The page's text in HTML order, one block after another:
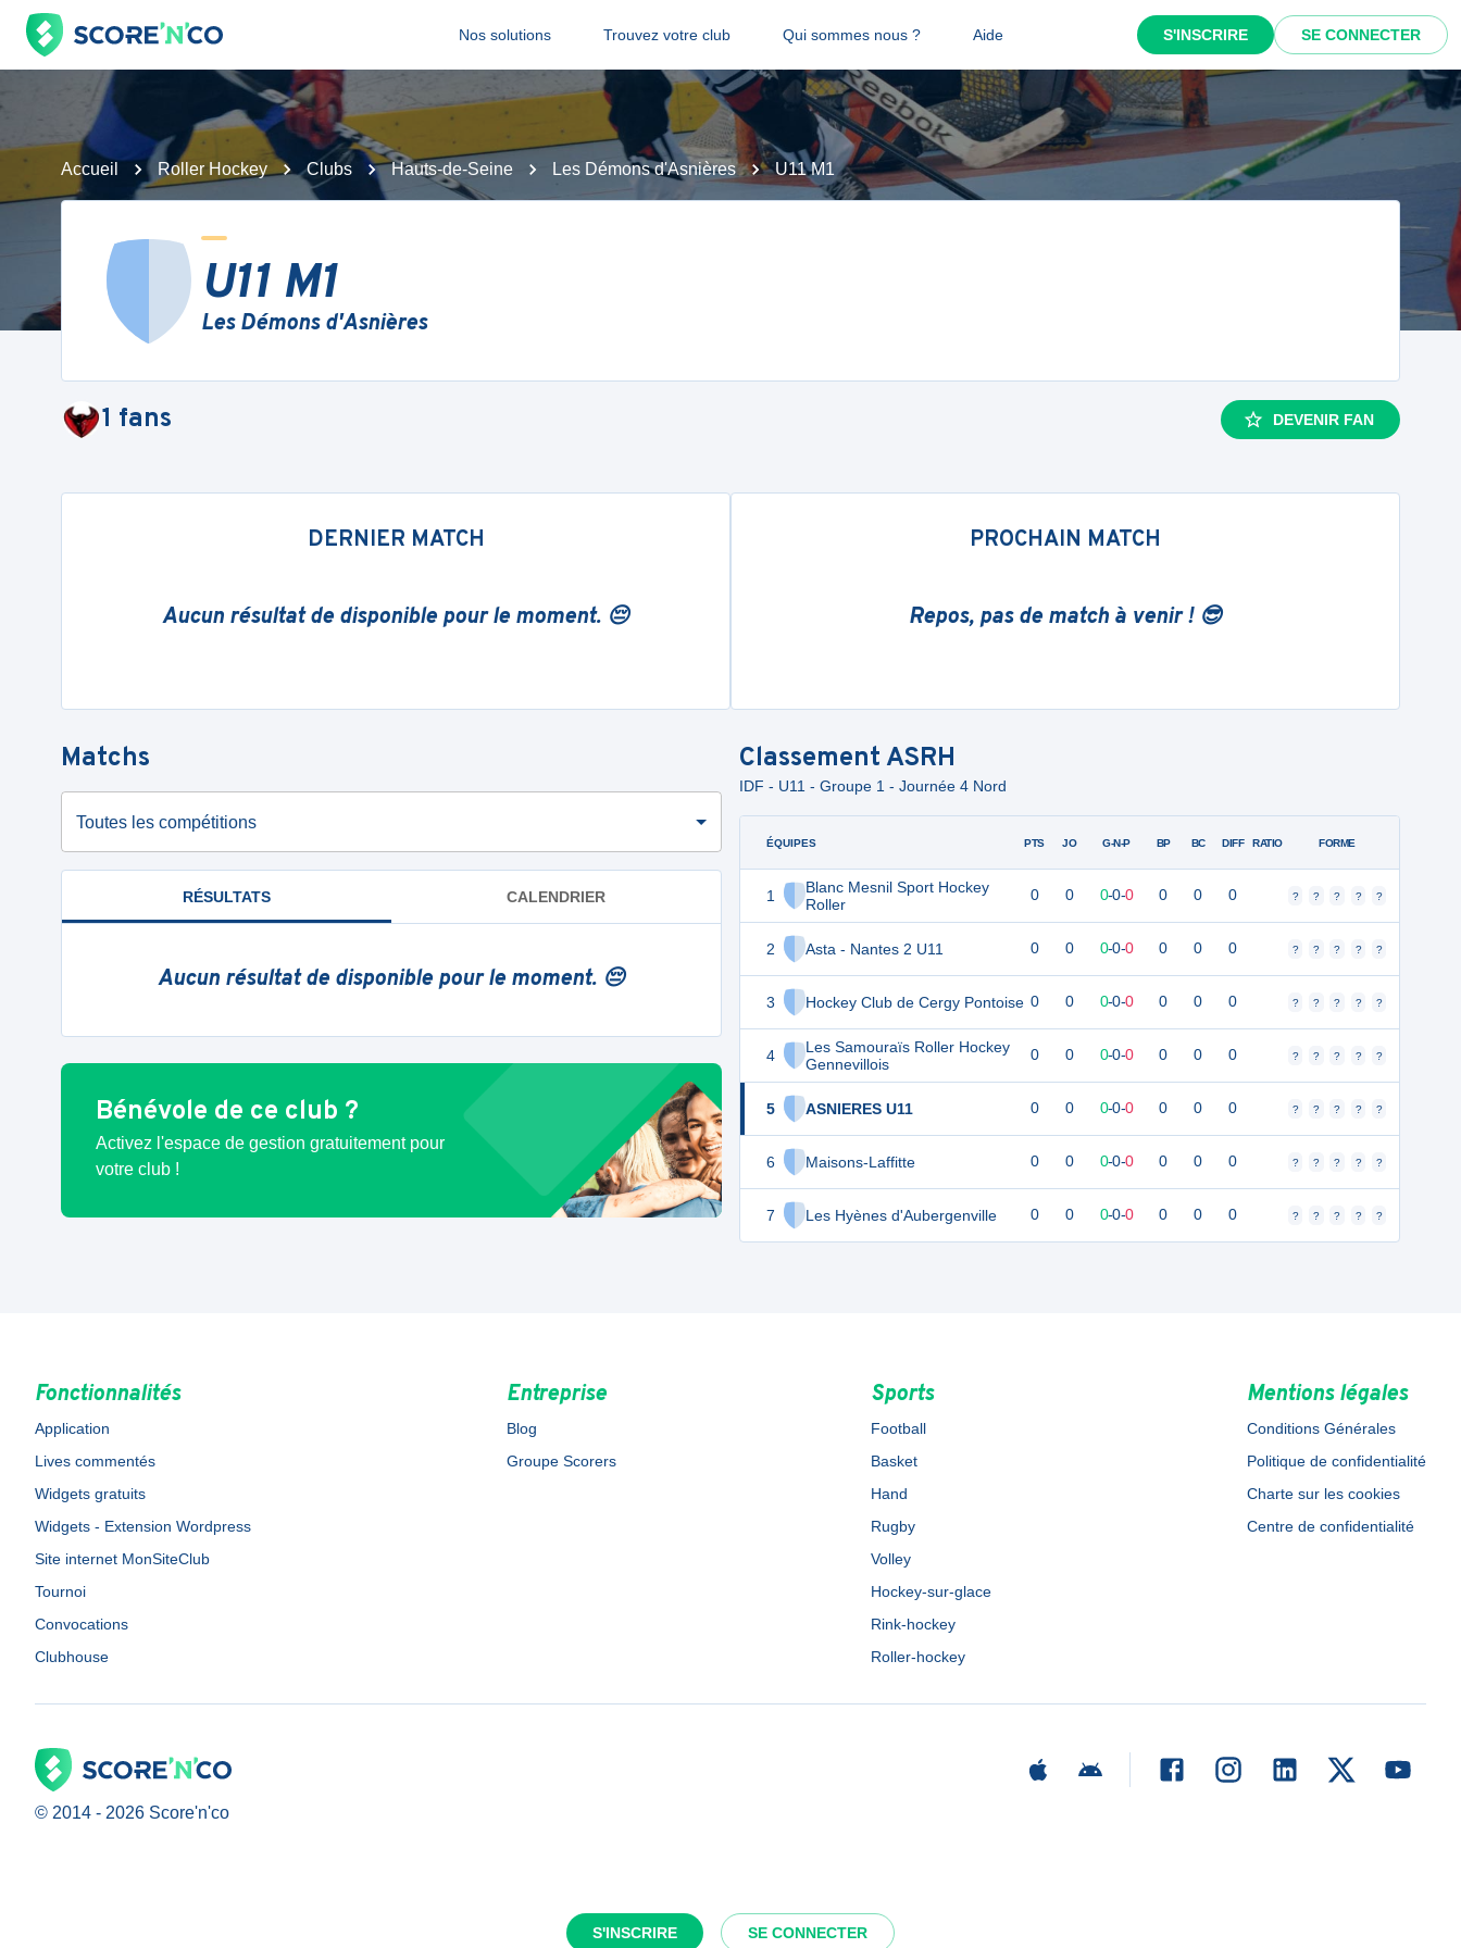
Nos solutions Trouvez votre club Qui sommes nous ? Aide S'INSCRIRE SE CONNECTER
S'INSCRIRE SE CONNECTER
Accueil Roller Hockey Clubs Hauts-de-Seine Les Démons d'Asnières U11 M1
U11 M1
Les Démons d'Asnières
1 fans DEVENIR FAN
DERNIER MATCH
Aucun résultat de disponible pour le moment. 😔
PROCHAIN MATCH
Repos, pas de match à venir ! 😎
Matchs
Toutes les compétitions
RÉSULTATS CALENDRIER
Aucun résultat de disponible pour le moment. 😔
Bénévole de ce club ?
Activez l'espace de gestion gratuitement pour
votre club !
Classement ASRH
IDF - U11 - Groupe 1 - Journée 4 Nord
ÉQUIPES
1
Blanc Mesnil Sport Hockey
Roller
2 Asta - Nantes 2 U11
3 Hockey Club de Cergy Pontoise
4
Les Samouraïs Roller Hockey
Gennevillois
5 ASNIERES U11
6 Maisons-Laffitte
7 Les Hyènes d'Aubergenville
PTS JO G-N-P BP BC DIFF RATIO FORME
0 0 0-0-0 0 0 0 ? ? ? ? ?
0 0 0-0-0 0 0 0 ? ? ? ? ?
0 0 0-0-0 0 0 0 ? ? ? ? ?
0 0 0-0-0 0 0 0 ? ? ? ? ?
0 0 0-0-0 0 0 0 ? ? ? ? ?
0 0 0-0-0 0 0 0 ? ? ? ? ?
0 0 0-0-0 0 0 0 ? ? ? ? ?
Fonctionnalités
Application
Lives commentés
Widgets gratuits
Widgets - Extension Wordpress
Site internet MonSiteClub
Tournoi
Convocations
Clubhouse
Entreprise
Blog
Groupe Scorers
Sports
Football
Basket
Hand
Rugby
Volley
Hockey-sur-glace
Rink-hockey
Roller-hockey
Mentions légales
Conditions Générales
Politique de confidentialité
Charte sur les cookies
Centre de confidentialité
© 2014 - 2026 Score'n'co